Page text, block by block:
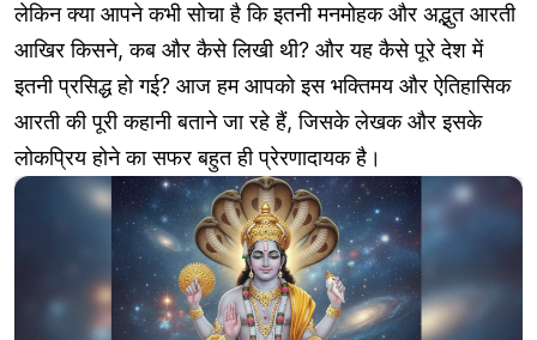
लेकिन क्या आपने कभी सोचा है कि इतनी मनमोहक और अद्भुत आरती
आखिर किसने, कब और कैसे लिखी थी? और यह कैसे पूरे देश में
इतनी प्रसिद्ध हो गई? आज हम आपको इस भक्तिमय और ऐतिहासिक
आरती की पूरी कहानी बताने जा रहे हैं, जिसके लेखक और इसके
लोकप्रिय होने का सफर बहुत ही प्रेरणादायक है।